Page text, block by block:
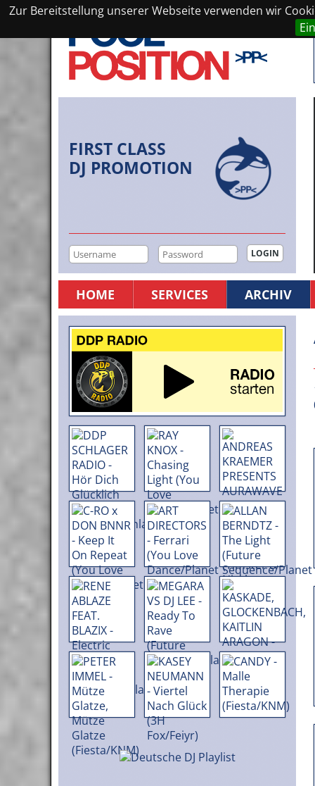
Zur Bereitstellung unserer Webseite verwenden wir
FIRST CLASS
DJ PROMOTION
HOME SERVICES ARCHIV